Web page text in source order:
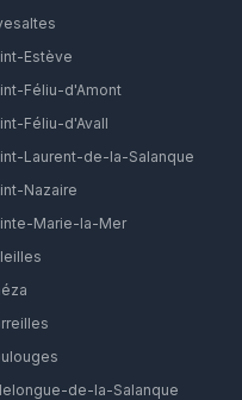
Estève
Féliu-d'Amont
Féliu-d'Avall
Laurent-de-la-Salanque
Nazaire
Marie-la-Mer
de-la-Salanque